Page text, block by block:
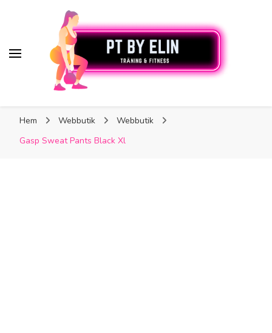
Hem Webbutik
Webbutik
Gasp Sweat Pants Black Xl